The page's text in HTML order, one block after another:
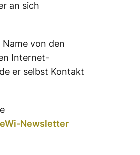
an sich
Name von den
Internet-
er selbst Kontakt
Newsletter